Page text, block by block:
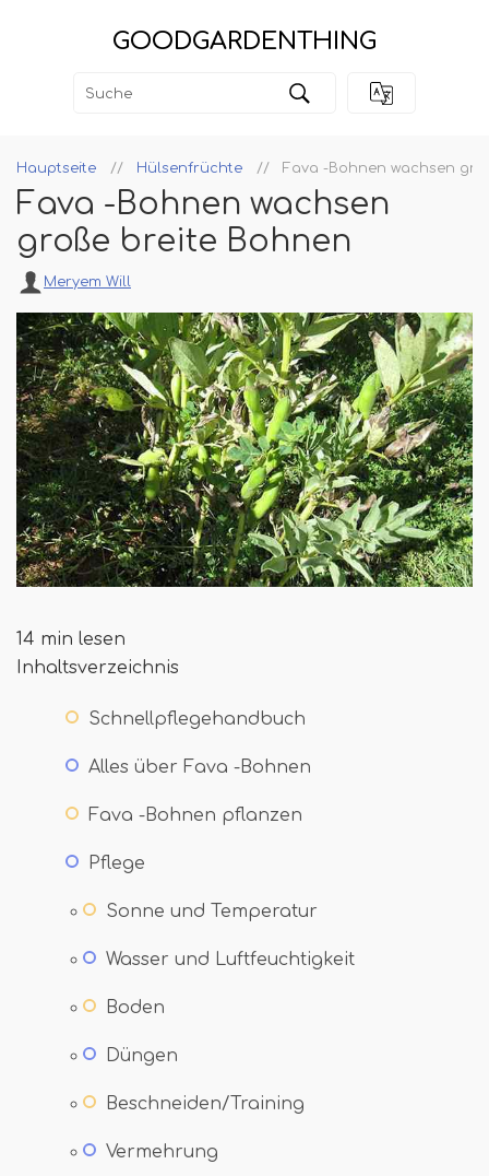
GOODGARDENTHING
Hauptseite Hülsenfrüchte Fava -Bohnen wachsen
Fava -Bohnen wachsen
große breite Bohnen
Meryem Will
14 min lesen
Inhaltsverzeichnis
Schnellpflegehandbuch
Alles über Fava -Bohnen
Fava -Bohnen pflanzen
Pflege
Sonne und Temperatur
Wasser und Luftfeuchtigkeit
Boden
Düngen
Beschneiden/Training
Vermehrung